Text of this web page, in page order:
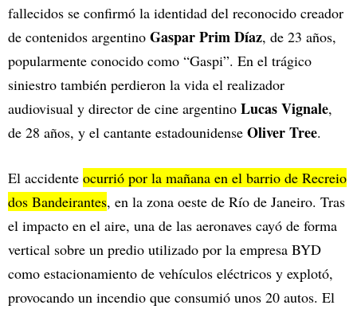
fallecidos se confirmó la identidad del reconocido creador
de contenidos argentino Gaspar Prim Díaz, de 23 años,
popularmente conocido como “Gaspi”. En el trágico
siniestro también perdieron la vida el realizador
audiovisual y director de cine argentino Lucas Vignale,
de 28 años, y el cantante estadounidense Oliver Tree.
El accidente ocurrió por la mañana en el barrio de Recreio
dos Bandeirantes, en la zona oeste de Río de Janeiro. Tras
el impacto en el aire, una de las aeronaves cayó de forma
vertical sobre un predio utilizado por la empresa BYD
como estacionamiento de vehículos eléctricos y explotó,
provocando un incendio que consumió unos 20 autos. El